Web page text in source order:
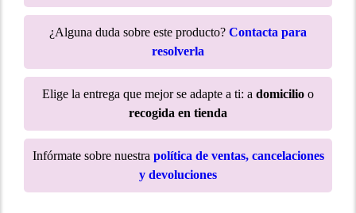
¿Alguna duda sobre este producto? Contacta para
resolverla
Elige la entrega que mejor se adapte a ti: a domicilio o
recogida en tienda
Infórmate sobre nuestra política de ventas, cancelaciones
y devoluciones